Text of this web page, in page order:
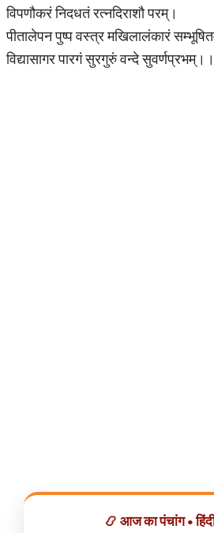
विपणौकरं निदधतं रत्नदिराशौ परम्।
पीतालेपन पुष्प वस्त्र मखिलालंकारं
विद्यासागर पारगं सुरगुरुं वन्दे सुवर्णप्रभम्।।
📿 आज का पंचांग •